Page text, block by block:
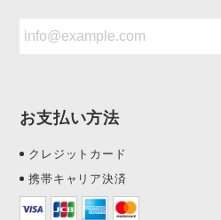
お支払い方法
クレジットカード
携帯キャリア決済